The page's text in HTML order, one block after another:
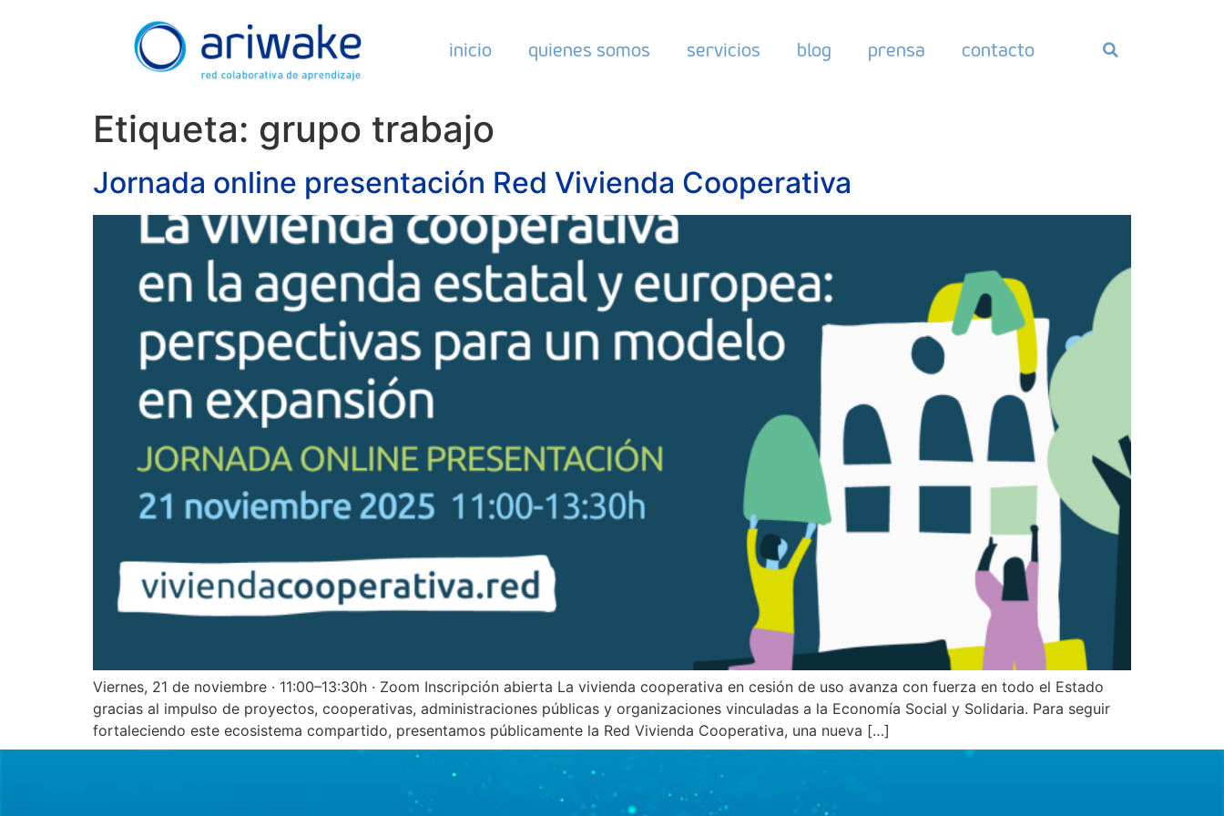
inicio quienes somos servicios blog prensa contacto
Etiqueta: grupo trabajo
Jornada online presentación Red Vivienda Cooperativa
Viernes, 21 de noviembre · 11:00–13:30h · Zoom Inscripción abierta La vivienda cooperativa en cesión de uso avanza con fuerza en todo el Estado
gracias al impulso de proyectos, cooperativas, administraciones públicas y organizaciones vinculadas a la Economía Social y Solidaria. Para seguir
fortaleciendo este ecosistema compartido, presentamos públicamente la Red Vivienda Cooperativa, una nueva […]